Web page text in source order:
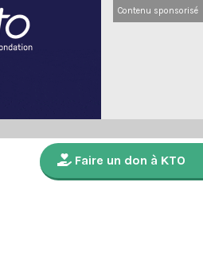
Contenu sponsorisé
Faire un don à KTO